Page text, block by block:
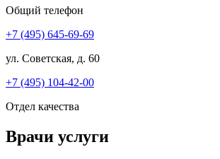
Общий телефон
+7 (495) 645-69-69
ул. Советская, д. 60
+7 (495) 104-42-00
Отдел качества
Врачи услуги